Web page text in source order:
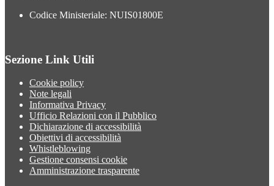
Codice Ministeriale: NUIS01800E
Sezione Link Utili
Cookie policy
Note legali
Informativa Privacy
Ufficio Relazioni con il Pubblico
Dichiarazione di accessibilità
Obiettivi di accessibilità
Whistleblowing
Gestione consensi cookie
Amministrazione trasparente